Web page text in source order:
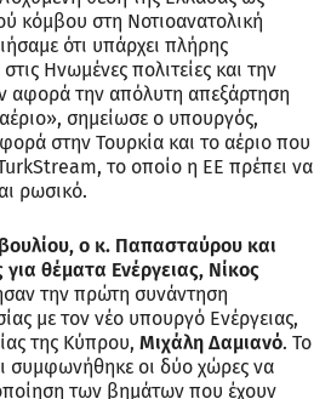
κόμβου στη Νοτιοανατολική
ότι υπάρχει πλήρης
Ηνωμένες πολιτείες και την
την απόλυτη απεξάρτηση
σημείωσε ο υπουργός,
στην Τουρκία και το αέριο που
το οποίο η ΕΕ πρέπει να
ρωσικό.
ο κ. Παπασταύρου και
θέματα Ενέργειας, Νίκος
την πρώτη συνάντηση
με τον νέο υπουργό Ενέργειας,
της Κύπρου, Μιχάλη Δαμιανό. Το
συμφωνήθηκε οι δύο χώρες να
των βημάτων που έχουν